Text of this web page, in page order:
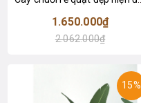
1.650.000₫
2.062.000₫
15%